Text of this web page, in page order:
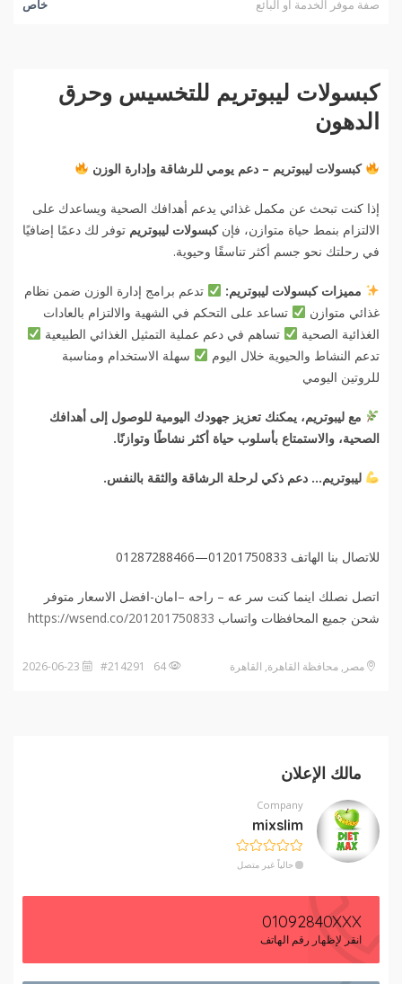
صفة موفر الخدمة او البائع خاص
كبسولات ليبوتريم للتخسيس وحرق
الدهون
كبسولات ليبوتريم – دعم يومي للرشاقة وإدارة الوزن
إذا كنت تبحث عن مكمل غذائي يدعم أهدافك الصحية ويساعدك على
الالتزام بنمط حياة متوازن، فإنكبسولات ليبوتريم توفر لك دعمًا إضافيًا
في رحلتك نحو جسم أكثر تناسقًا وحيوية.
مميزات كبسولات ليبوتريم:
تدعم برامج إدارة الوزن ضمن نظام
غذائي متوازن
تساعد على التحكم في الشهية والالتزام بالعادات
الغذائية الصحية
تساهم في دعم عملية التمثيل الغذائي الطبيعية
تدعم النشاط والحيوية خلال اليوم
سهلة الاستخدام ومناسبة
للروتين اليومي
مع ليبوتريم، يمكنك تعزيز جهودك اليومية للوصول إلى أهدافك
الصحية، والاستمتاع بأسلوب حياة أكثر نشاطًا وتوازنًا.
ليبوتريم… دعم ذكي لرحلة الرشاقة والثقة بالنفس.
للاتصال بنا الهاتف 01201750833—01287288466
اتصل نصلك اينما كنت سر عه – راحه –امان-افضل الاسعار متوفر
شحن جميع المحافظات واتساب https://wsend.co/201201750833
مصر, محافظة القاهرة‬, القاهرة
مالك الإعلان
Company
mixslim
حالياً غير متصل
01092840XXX
انقر لإظهار رقم الهاتف